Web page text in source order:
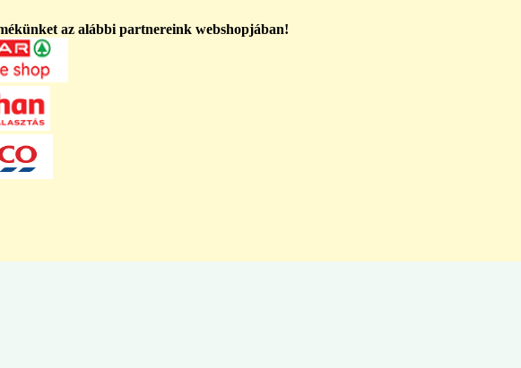
az alábbi partnereink webshopjában!